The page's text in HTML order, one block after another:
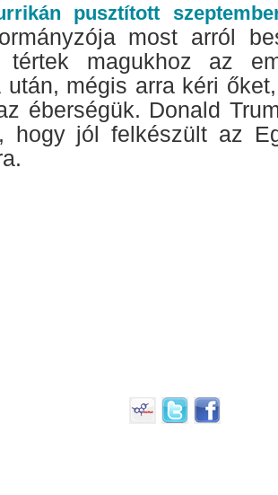
pusztított
most arról
tértek magukhoz az
után, mégis arra kéri
éberségük. Donald
hogy jól felkészült az